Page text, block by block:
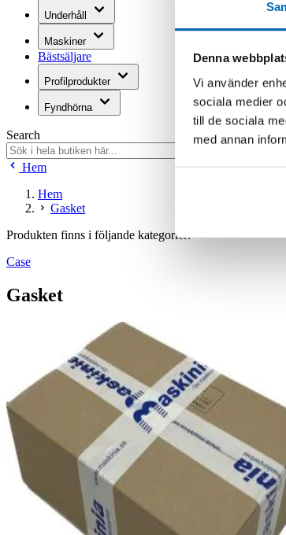
Denna
Vi använder
sociala medier
till de sociala
med annan
Underhåll
Maskiner
Bästsäljare
Profilprodukter
Fyndhörna
Search
Hem
Hem
Gasket
Produkten finns i följande kategorier:
Case
Gasket